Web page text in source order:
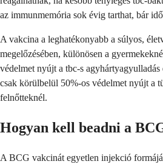
az immunmemória sok évig tarthat, bár
A vakcina a leghatékonyabb a súlyos,
megelőzésében, különösen a
védelmet nyújt a tbc-s agyhártyagyulladás
csak körülbelül 50%-os védelmet nyújt a
felnőtteknél.
Hogyan kell beadni a
A BCG vakcinát egyetlen injekció